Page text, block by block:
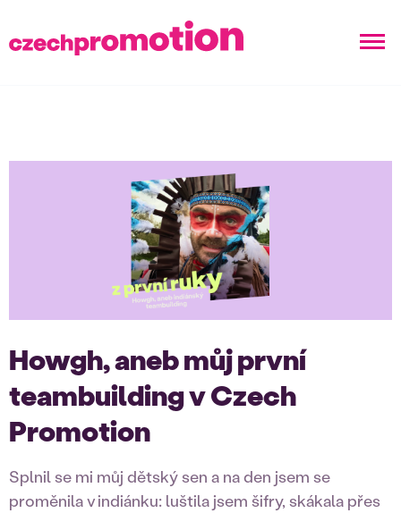
Howgh, aneb můj první
teambuilding v Czech
Promotion
Splnil se mi můj dětský sen a na den jsem se
proměnila v indiánku: luštila jsem šifry, skákala přes